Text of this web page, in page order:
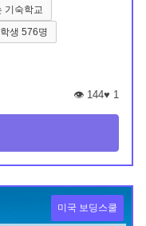
기숙학교
생 576명
👁️ 144♥ 1
미국 보딩스쿨